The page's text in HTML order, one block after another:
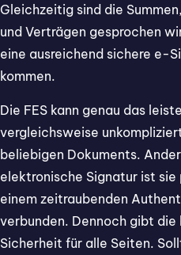
Gleichzeitig sind die
und Verträgen gesprochen
eine ausreichend sichere e-
kommen.
Die FES kann genau das
vergleichsweise
beliebigen Dokuments.
elektronische Signatur ist
einem zeitraubenden
verbunden. Dennoch gibt die
Sicherheit für alle Seiten.